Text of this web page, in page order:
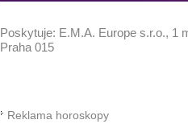
Poskytuje: E.M.A. Europe s.r.o., 1
Praha 015
Reklama horoskopy